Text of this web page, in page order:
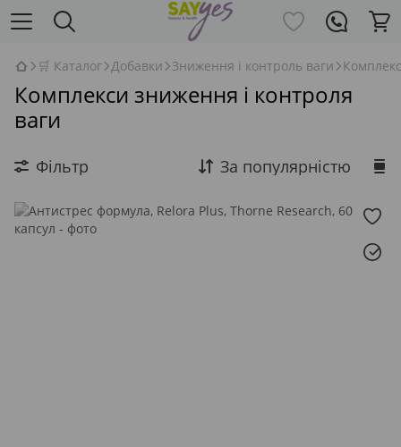
🛒 Каталог Добавки Зниження і контроль ваги
Комплекси зниження і контроля
ваги
Фільтр За популярністю